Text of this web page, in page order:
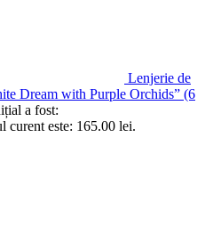
Lenjerie de
Dream with Purple Orchids” (6
a fost:
curent este: 165.00 lei.